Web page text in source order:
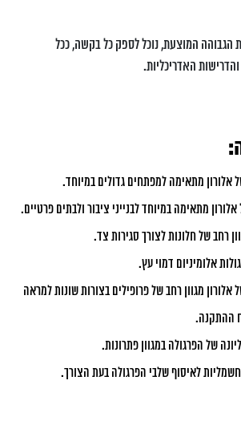
המוצעת, נוכל לספק כל בקשה, ככל
האדריכליות.
מתאימה למפתחים גדולים במיוחד.
מתאימה במיוחד לבנייני ציבור ולבתים פרטיים.
של חלונות לצורך סגירות צד.
אלומיניום דמוי עץ.
מגוון רחב של פרופילים בצורות שונות למראה
של הפרגולה במגוון פתרונות.
לאיסוף שלבי הפרגולה בעת הצורך.